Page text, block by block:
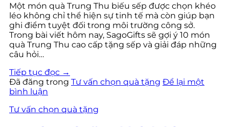
Một món quà Trung Thu biếu sếp được chọn khéo
léo không chỉ thể hiện sự tinh tế mà còn giúp bạn
ghi điểm tuyệt đối trong môi trường công sở.
Trong bài viết hôm nay, SagoGifts sẽ gợi ý 10 món
quà Trung Thu cao cấp tặng sếp và giải đáp những
câu hỏi…
Tiếp tục đọc →
Đã đăng trong Tư vấn chọn quà tặng Để lại một
bình luận
Tư vấn chọn quà tặng